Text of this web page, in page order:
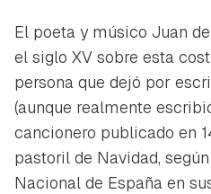
El poeta y músico Juan
el siglo XV sobre esta
persona que dejó por
(aunque realmente
cancionero publicado en
pastoril de Navidad,
Nacional de España en